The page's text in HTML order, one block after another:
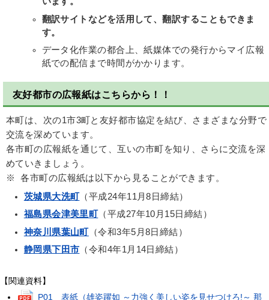
翻訳サイトなどを活用して、翻訳することもできま
す。
データ化作業の都合上、紙媒体での発行からマイ広報
紙での配信まで時間がかかります。
友好都市の広報紙はこちらから！！
本町は、次の1市3町と友好都市協定を結び、さまざまな分野で
交流を深めています。
各市町の広報紙を通じて、互いの市町を知り、さらに交流を深
めていきましょう。
※ 各市町の広報紙は以下から見ることができます。
茨城県大洗町 （平成24年11月8日締結）
福島県会津美里町 （平成27年10月15日締結）
神奈川県葉山町（令和3年5月8日締結）
静岡県下田市 （令和4年1月14日締結）
【関連資料】
P01 表紙（雄姿躍如 ～力強く美しい姿を見せつけろ!～ 那